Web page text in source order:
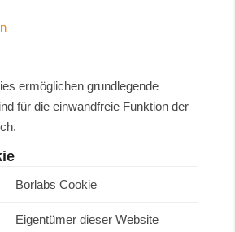
ermöglichen grundlegende
für die einwandfreie Funktion der
Borlabs Cookie
Eigentümer dieser Website